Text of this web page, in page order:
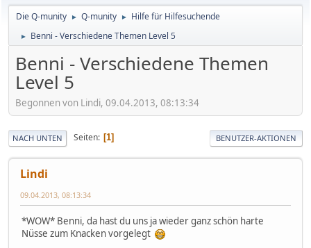
Die Q-munity ► Q-munity ► Hilfe für Hilfesuchende
► Benni - Verschiedene Themen Level 5
Benni - Verschiedene Themen
Level 5
Begonnen von Lindi, 09.04.2013, 08:13:34
NACH UNTEN Seiten 1 BENUTZER-AKTIONEN
Lindi
09.04.2013, 08:13:34
*WOW* Benni, da hast du uns ja wieder ganz schön harte
Nüsse zum Knacken vorgelegt